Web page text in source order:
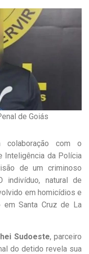
de Goiás
com o
Inteligência da Polícia
de um criminoso
indivíduo, natural de
em homicídios e
Santa Cruz de La
Sudoeste, parceiro
do detido revela sua